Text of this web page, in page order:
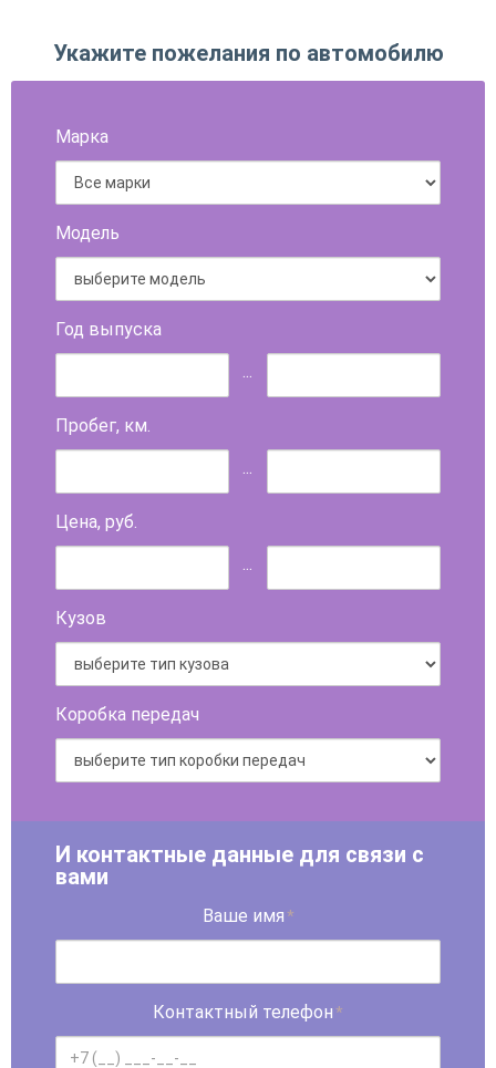
Укажите пожелания по автомобилю
Марка
Модель
Год выпуска
...
Пробег, км.
...
Цена, руб.
...
Кузов
Коробка передач
И контактные данные для связи с
вами
Ваше имя *
Контактный телефон *